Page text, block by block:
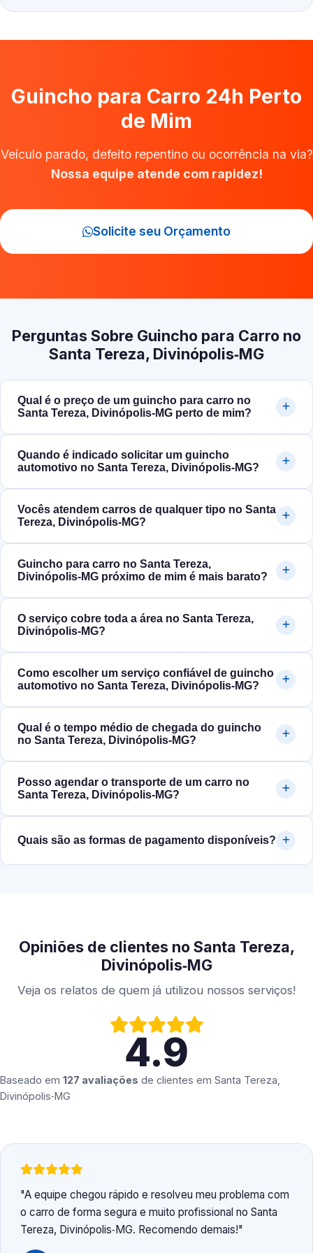
Guincho para Carro 24h Perto
de Mim
Veículo parado, defeito repentino ou ocorrência na via?
Nossa equipe atende com rapidez!
Solicite seu Orçamento
Perguntas Sobre Guincho para Carro no
Santa Tereza, Divinópolis‑MG
Qual é o preço de um guincho para carro no
Santa Tereza, Divinópolis‑MG perto de mim?
Quando é indicado solicitar um guincho
automotivo no Santa Tereza, Divinópolis‑MG?
Vocês atendem carros de qualquer tipo no Santa
Tereza, Divinópolis‑MG?
Guincho para carro no Santa Tereza,
Divinópolis‑MG próximo de mim é mais barato?
O serviço cobre toda a área no Santa Tereza,
Divinópolis‑MG?
Como escolher um serviço confiável de guincho
automotivo no Santa Tereza, Divinópolis‑MG?
Qual é o tempo médio de chegada do guincho
no Santa Tereza, Divinópolis‑MG?
Posso agendar o transporte de um carro no
Santa Tereza, Divinópolis‑MG?
Quais são as formas de pagamento disponíveis?
Opiniões de clientes no Santa Tereza,
Divinópolis‑MG
Veja os relatos de quem já utilizou nossos serviços!
4.9
Baseado em 127 avaliações de clientes em Santa Tereza,
Divinópolis‑MG
A equipe chegou rápido e resolveu meu problema com
o carro de forma segura e muito profissional no Santa
Tereza, Divinópolis‑MG. Recomendo demais!